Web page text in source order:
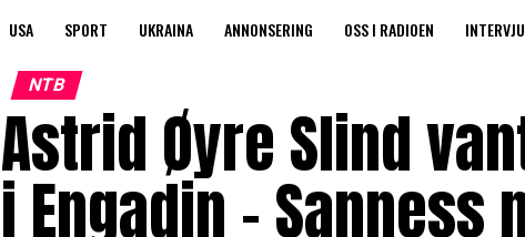
USA SPORT UKRAINA ANNONSERING OSS I RADIOEN INTERVJU
NTB
Astrid Øyre Slind
i Engadin – Sanness